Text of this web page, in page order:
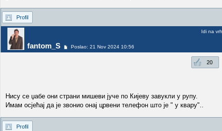
Profil
fantom_S Poslao: 21 Nov 2024 10:56
Idi na vrh
20
Нису се џабе они страни мишеви јуче по Кијеву завукли у рупу.
Имам осјећај да је звонио онај црвени телефон што је " у квару"..
Profil